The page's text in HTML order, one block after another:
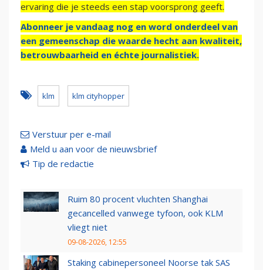
ervaring die je steeds een stap voorsprong geeft.
Abonneer je vandaag nog en word onderdeel van
een gemeenschap die waarde hecht aan kwaliteit,
betrouwbaarheid en échte journalistiek.
klm klm cityhopper
Verstuur per e-mail
Meld u aan voor de nieuwsbrief
Tip de redactie
Ruim 80 procent vluchten Shanghai
gecancelled vanwege tyfoon, ook KLM
vliegt niet
09-08-2026, 12:55
Staking cabinepersoneel Noorse tak SAS